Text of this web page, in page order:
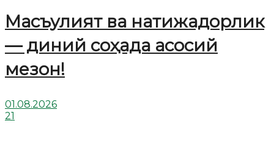
Масъулият ва натижадорлик
— диний соҳада асосий
мезон!
01.08.2026
21